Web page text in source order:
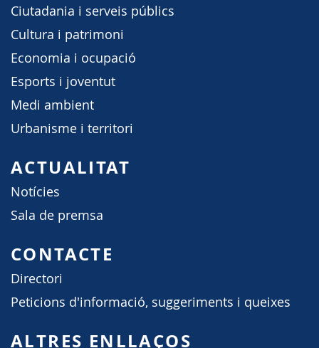
Ciutadania i serveis públics
Cultura i patrimoni
Economia i ocupació
Esports i joventut
Medi ambient
Urbanisme i territori
ACTUALITAT
Notícies
Sala de premsa
CONTACTE
Directori
Peticions d'informació, suggeriments i queixes
ALTRES ENLLAÇOS